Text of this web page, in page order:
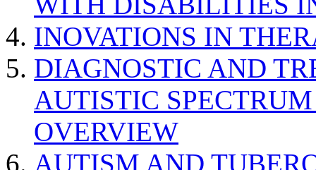
INOVATIONS IN
DIAGNOSTIC AND
AUTISTIC
OVERVIEW
AUTISM AND